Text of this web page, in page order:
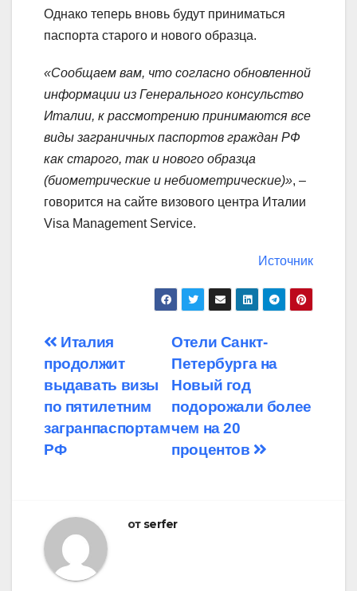
Однако теперь вновь будут приниматься
паспорта старого и нового образца.
«Сообщаем вам, что согласно обновленной
информации из Генерального консульство
Италии, к рассмотрению принимаются все
виды заграничных паспортов граждан РФ
как старого, так и нового образца
(биометрические и небиометрические)», –
говорится на сайте визового центра Италии
Visa Management Service.
Источник
Навигация
по
записям
Отели Санкт-
Петербурга на
Новый год
подорожали более
чем на 20
процентов
Италия
продолжит
выдавать визы
по пятилетним
загранпаспортам
РФ
от serfer